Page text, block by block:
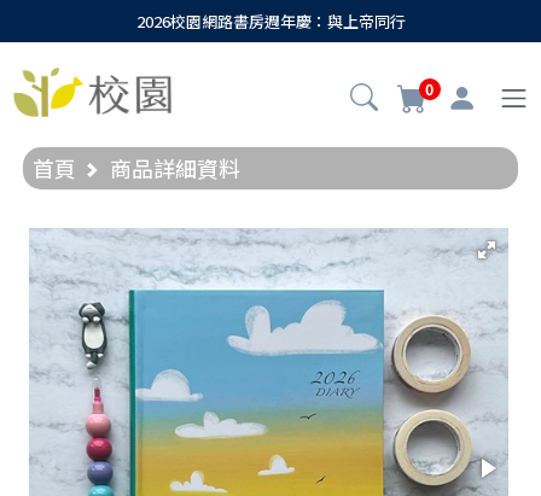
2026校園網路書房週年慶：與上帝同行
0
首頁 商品詳細資料